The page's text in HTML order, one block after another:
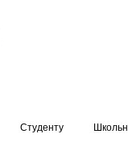
Студенту